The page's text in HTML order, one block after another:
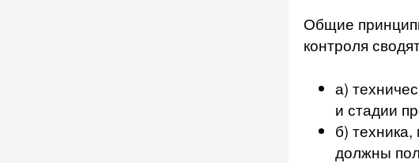
Общие
контроля
а)
и стадии
б)
должны